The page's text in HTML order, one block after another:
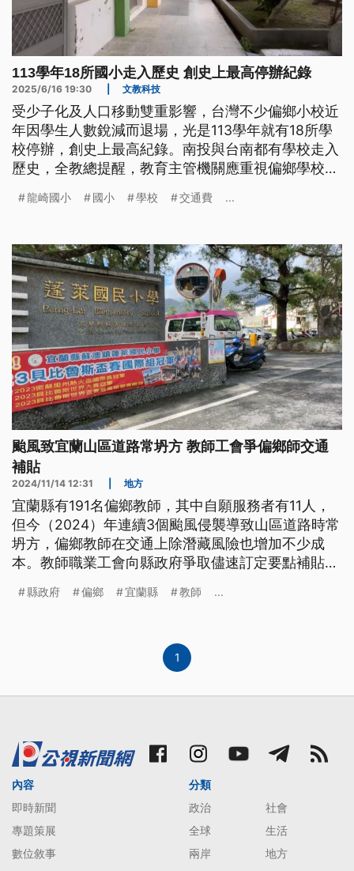
113學年18所國小走入歷史 創史上最高停辦紀錄
2025/6/16 19:30 文教科技
受少子化及人口移動雙重影響，台灣不少偏鄉小校近
年因學生人數銳減而退場，光是113學年就有18所學
校停辦，創史上最高紀錄。南投與台南都有學校走入
歷史，全教總提醒，教育主管機關應重視偏鄉學校資
習環境列為首要考量。
龍崎國小 國小 學校 交通費 ...
颱風致宜蘭山區道路常坍方 教師工會爭偏鄉師交通
補貼
2024/11/14 12:31 地方
宜蘭縣有191名偏鄉教師，其中自願服務者有11人，
但今（2024）年連續3個颱風侵襲導致山區道路時常
坍方，偏鄉教師在交通上除潛藏風險也增加不少成
本。教師職業工會向縣政府爭取儘速訂定要點補貼交
縣政府 偏鄉 宜蘭縣 教師 ...
1
內容
即時新聞
專題策展
數位敘事
分類
政治
社會
全球
生活
兩岸
地方